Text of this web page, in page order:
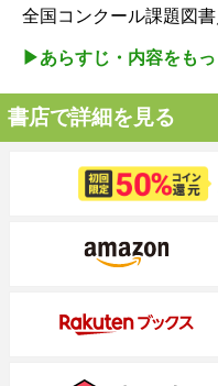
全国コンクール課題図
▶︎あらすじ・内容をも
書店で詳細を見る